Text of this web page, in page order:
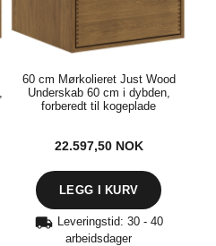
60 cm Mørkolieret Just Wood
Underskab 60 cm i dybden,
forberedt til kogeplade
22.597,50 NOK
Leveringstid: 30 - 40
arbeidsdager